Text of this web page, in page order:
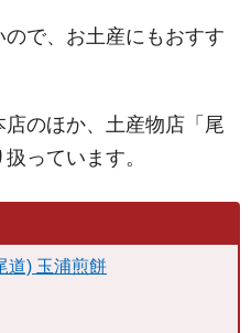
で、お土産にもおすす
のほか、土産物店「尾
っています。
道) 玉浦煎餅